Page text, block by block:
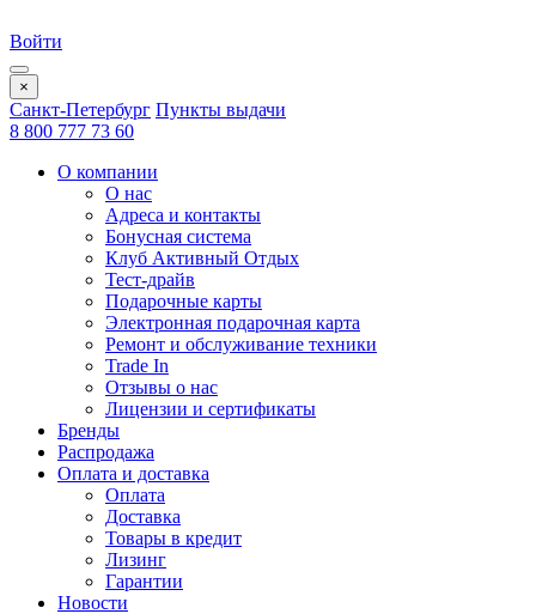
Войти
×
Санкт-Петербург Пункты выдачи
8 800 777 73 60
О компании
О нас
Адреса и контакты
Бонусная система
Клуб Активный Отдых
Тест-драйв
Подарочные карты
Электронная подарочная карта
Ремонт и обслуживание техники
Trade In
Отзывы о нас
Лицензии и сертификаты
Бренды
Распродажа
Оплата и доставка
Оплата
Доставка
Товары в кредит
Лизинг
Гарантии
Новости